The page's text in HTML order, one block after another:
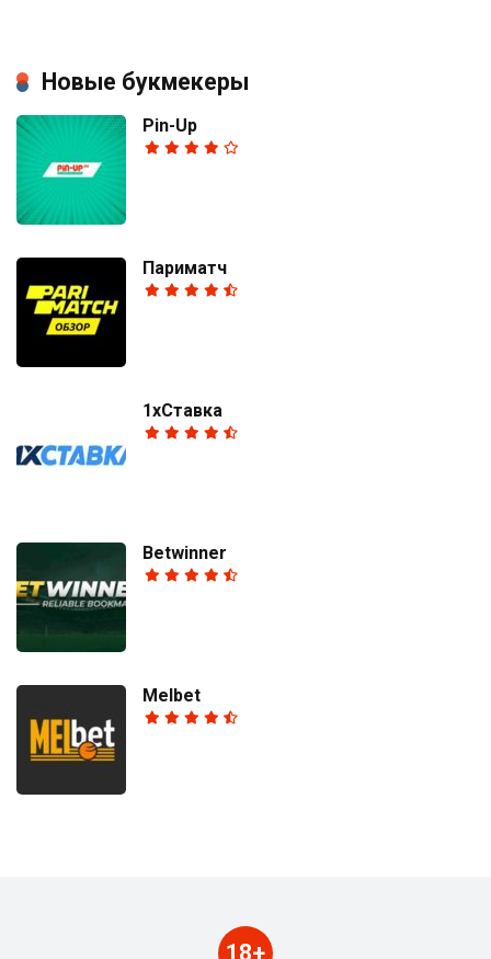
Новые букмекеры
Pin-Up
Париматч
1хСтавка
Betwinner
Melbet
18+